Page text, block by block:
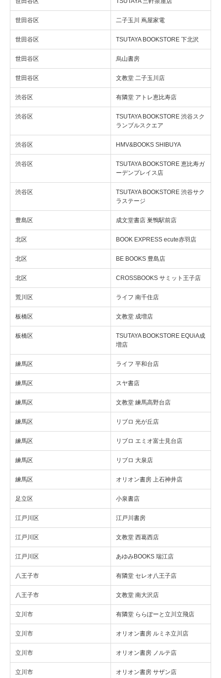
世田谷区 二子玉川 蔦屋家電
世田谷区 TSUTAYA BOOKSTORE 下北沢
世田谷区 烏山書房
世田谷区 文教堂 二子玉川店
渋谷区 有隣堂 アトレ恵比寿店
渋谷区
TSUTAYA BOOKSTORE 渋谷スク
ランブルスクエア
渋谷区 HMV&BOOKS SHIBUYA
渋谷区
TSUTAYA BOOKSTORE 恵比寿ガ
ーデンプレイス店
渋谷区
TSUTAYA BOOKSTORE 渋谷サク
ラステージ
豊島区 成文堂書店 巣鴨駅前店
北区 BOOK EXPRESS ecute赤羽店
北区 BE BOOKS 豊島店
北区 CROSSBOOKS サミット王子店
荒川区 ライフ 南千住店
板橋区 文教堂 成増店
板橋区
TSUTAYA BOOKSTORE EQUiA成
増店
練馬区 ライフ 平和台店
練馬区 スヤ書店
練馬区 文教堂 練馬高野台店
練馬区 リブロ 光が丘店
練馬区 リブロ エミオ富士見台店
練馬区 リブロ 大泉店
練馬区 オリオン書房 上石神井店
足立区 小泉書店
江戸川区 江戸川書房
江戸川区 文教堂 西葛西店
江戸川区 あゆみBOOKS 瑞江店
八王子市 有隣堂 セレオ八王子店
八王子市 文教堂 南大沢店
立川市 有隣堂 ららぽーと立川立飛店
立川市 オリオン書房 ルミネ立川店
立川市 オリオン書房 ノルテ店
立川市 オリオン書房 サザン店